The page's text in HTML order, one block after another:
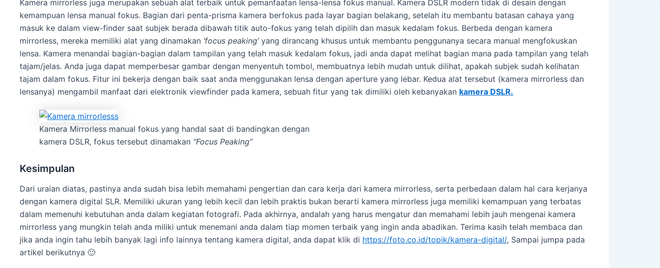
Kamera mirrorless juga merupakan sebuah alat terbaik untuk pemanfaatan lensa-lensa fokus manual. Kamera DSLR modern tidak di desain dengan
kemampuan lensa manual fokus. Bagian dari penta-prisma kamera berfokus pada layar bagian belakang, setelah itu membantu batasan cahaya yang
masuk ke dalam view-finder saat subjek berada dibawah titik auto-fokus yang telah dipilih dan masuk kedalam fokus. Berbeda dengan kamera
mirrorless, mereka memiliki alat yang dinamakan ‘focus peaking’ yang dirancang khusus untuk membantu penggunanya secara manual mengfokuskan
lensa. Kamera menandai bagian-bagian dalam tampilan yang telah masuk kedalam fokus, jadi anda dapat melihat bagian mana pada tampilan yang telah
tajam/jelas. Anda juga dapat memperbesar gambar dengan menyentuh tombol, membuatnya lebih mudah untuk dilihat, apakah subjek sudah kelihatan
tajam dalam fokus. Fitur ini bekerja dengan baik saat anda menggunakan lensa dengan aperture yang lebar. Kedua alat tersebut (kamera mirrorless dan
lensanya) mengambil manfaat dari elektronik viewfinder pada kamera, sebuah fitur yang tak dimiliki oleh kebanyakan kamera DSLR.
Kamera Mirrorless manual fokus yang handal saat di bandingkan dengan
kamera DSLR, fokus tersebut dinamakan “Focus Peaking”
Kesimpulan
Dari uraian diatas, pastinya anda sudah bisa lebih memahami pengertian dan cara kerja dari kamera mirrorless, serta perbedaan dalam hal cara kerjanya
dengan kamera digital SLR. Memiliki ukuran yang lebih kecil dan lebih praktis bukan berarti kamera mirrorless juga memiliki kemampuan yang terbatas
dalam memenuhi kebutuhan anda dalam kegiatan fotografi. Pada akhirnya, andalah yang harus mengatur dan memahami lebih jauh mengenai kamera
mirrorless yang mungkin telah anda miliki untuk menemani anda dalam tiap momen terbaik yang ingin anda abadikan. Terima kasih telah membaca dan
jika anda ingin tahu lebih banyak lagi info lainnya tentang kamera digital, anda dapat klik di https://foto.co.id/topik/kamera-digital/, Sampai jumpa pada
artikel berikutnya 🙂